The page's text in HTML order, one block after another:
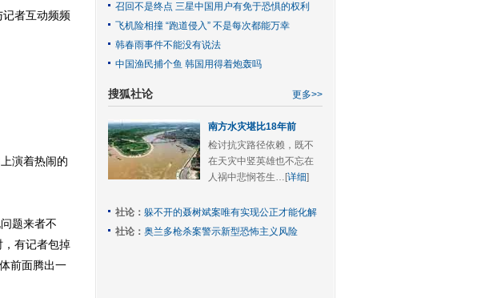
者互动频频
演着热闹的
题来者不
有记者包掉
前面腾出一
召回不是终点 三星中国用户有免于恐惧的权利
飞机险相撞 “跑道侵入” 不是每次都能万幸
韩春雨事件不能没有说法
中国渔民捕个鱼 韩国用得着炮轰吗
搜狐社论 更多>>
南方水灾堪比18年前
检讨抗灾路径依赖，既不
在天灾中竖英雄也不忘在
人祸中悲悯苍生…[详细]
社论： 躲不开的聂树斌案唯有实现公正才能化解
社论： 奥兰多枪杀案警示新型恐怖主义风险